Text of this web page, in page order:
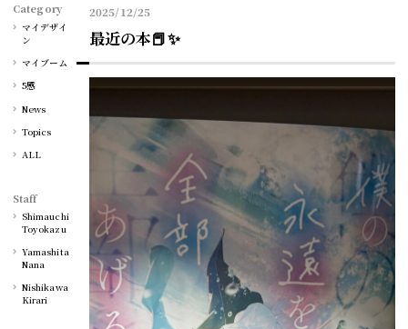
2025/12/25
最近の本📕✨
Category
マイデザイ
ン
マイブーム
5感
News
Topics
ALL
Staff
Shimauchi
Toyokazu
Yamashita
Nana
Nishikawa
Kirari